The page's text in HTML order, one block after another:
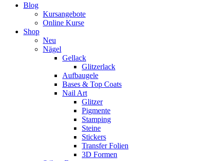
Blog
Kursangebote
Online Kurse
Shop
Neu
Nägel
Gellack
Glitzerlack
Aufbaugele
Bases & Top Coats
Nail Art
Glitzer
Pigmente
Stamping
Steine
Stickers
Transfer Folien
3D Formen